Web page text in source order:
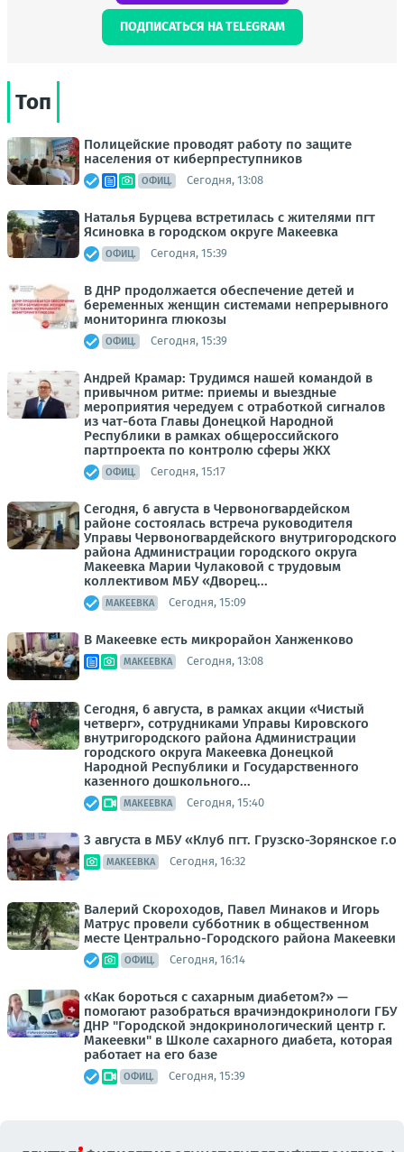
ПОДПИСАТЬСЯ НА TELEGRAM
Топ
Полицейские проводят работу по защите
населения от киберпреступников
ОФИЦ. Сегодня, 13:08
Наталья Бурцева встретилась с жителями пгт
Ясиновка в городском округе Макеевка
ОФИЦ. Сегодня, 15:39
В ДНР продолжается обеспечение детей и
беременных женщин системами непрерывного
мониторинга глюкозы
ОФИЦ. Сегодня, 15:39
Андрей Крамар: Трудимся нашей командой в
привычном ритме: приемы и выездные
мероприятия чередуем с отработкой сигналов
из чат-бота Главы Донецкой Народной
Республики в рамках общероссийского
партпроекта по контролю сферы ЖКХ
ОФИЦ. Сегодня, 15:17
Сегодня, 6 августа в Червоногвардейском
районе состоялась встреча руководителя
Управы Червоногвардейского внутригородского
района Администрации городского округа
Макеевка Марии Чулаковой с трудовым
коллективом МБУ «Дворец...
МАКЕЕВКА Сегодня, 15:09
В Макеевке есть микрорайон Ханженково
МАКЕЕВКА Сегодня, 13:08
Сегодня, 6 августа, в рамках акции «Чистый
четверг», сотрудниками Управы Кировского
внутригородского района Администрации
городского округа Макеевка Донецкой
Народной Республики и Государственного
казенного дошкольного...
МАКЕЕВКА Сегодня, 15:40
3 августа в МБУ «Клуб пгт. Грузско-Зорянское г.о
МАКЕЕВКА Сегодня, 16:32
Валерий Скороходов, Павел Минаков и Игорь
Матрус провели субботник в общественном
месте Центрально-Городского района Макеевки
ОФИЦ. Сегодня, 16:14
«Как бороться с сахарным диабетом?» —
помогают разобраться врачиэндокринологи ГБУ
ДНР "Городской эндокринологический центр г.
Макеевки" в Школе сахарного диабета, которая
работает на его базе
ОФИЦ. Сегодня, 15:39